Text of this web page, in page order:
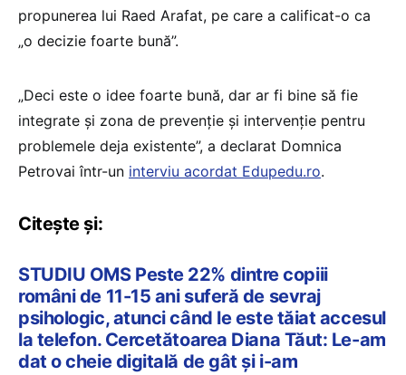
propunerea lui Raed Arafat, pe care a calificat-o ca
„o decizie foarte bună”.
„Deci este o idee foarte bună, dar ar fi bine să fie
integrate și zona de prevenție și intervenție pentru
problemele deja existente”, a declarat Domnica
Petrovai într-un interviu acordat Edupedu.ro.
Citește și:
STUDIU OMS Peste 22% dintre copiii
români de 11-15 ani suferă de sevraj
psihologic, atunci când le este tăiat accesul
la telefon. Cercetătoarea Diana Tăut: Le-am
dat o cheie digitală de gât și i-am